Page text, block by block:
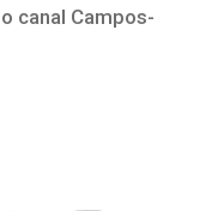
canal Campos-